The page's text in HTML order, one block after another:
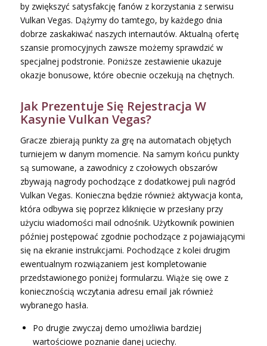
by zwiększyć satysfakcję fanów z korzystania z serwisu
Vulkan Vegas. Dążymy do tamtego, by każdego dnia
dobrze zaskakiwać naszych internautów. Aktualną ofertę
szansie promocyjnych zawsze możemy sprawdzić w
specjalnej podstronie. Poniższe zestawienie ukazuje
okazje bonusowe, które obecnie oczekują na chętnych.
Jak Prezentuje Się Rejestracja W
Kasynie Vulkan Vegas?
Gracze zbierają punkty za grę na automatach objętych
turniejem w danym momencie. Na samym końcu punkty
są sumowane, a zawodnicy z czołowych obszarów
zbywają nagrody pochodzące z dodatkowej puli nagród
Vulkan Vegas. Konieczna będzie również aktywacja konta,
która odbywa się poprzez kliknięcie w przesłany przy
użyciu wiadomości mail odnośnik. Użytkownik powinien
później postępować zgodnie pochodzące z pojawiającymi
się na ekranie instrukcjami. Pochodzące z kolei drugim
ewentualnym rozwiązaniem jest kompletowanie
przedstawionego poniżej formularzu. Wiąże się owe z
koniecznością wczytania adresu email jak również
wybranego hasła.
Po drugie zwyczaj demo umożliwia bardziej
wartościowe poznanie danej uciechy.